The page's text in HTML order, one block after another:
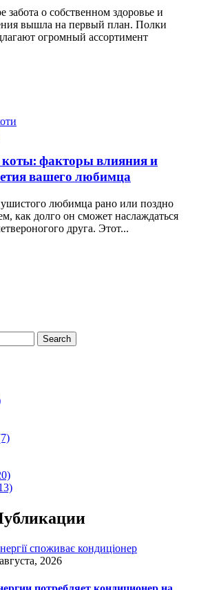
о собственном здоровье и
вышла на первый план. Полки
огромный ассортимент
факторы влияния и
вашего любимца
любимца рано или поздно
как долго он сможет наслаждаться
друга. Этот...
Search
2026